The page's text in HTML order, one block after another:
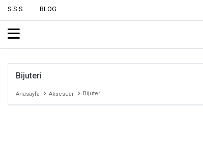
S.S.S BLOG
Bijuteri
Anasayfa Aksesuar Bijuteri